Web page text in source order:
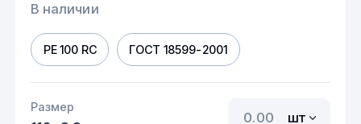
В наличии
PE 100 RC ГОСТ 18599-2001
Размер
шт